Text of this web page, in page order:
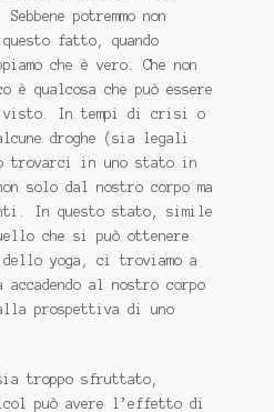
di Dante
Sebbene potremmo non
fatto, quando
che è vero. Che non
è qualcosa che può essere
visto.
In tempi di crisi o
droghe (sia legali
trovarci in uno stato in
solo dal nostro corpo ma
In questo stato, simile
che si può ottenere
yoga, ci troviamo a
accadendo al nostro corpo
prospettiva di uno
troppo sfruttato,
può avere l’effetto di